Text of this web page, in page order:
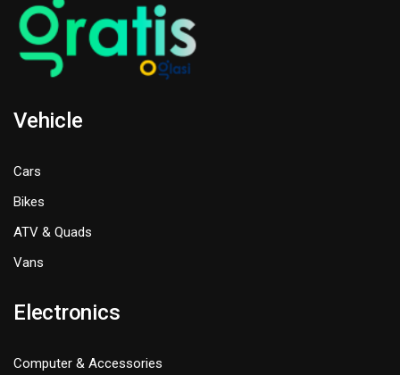
Vehicle
Cars
Bikes
ATV & Quads
Vans
Electronics
Computer & Accessories